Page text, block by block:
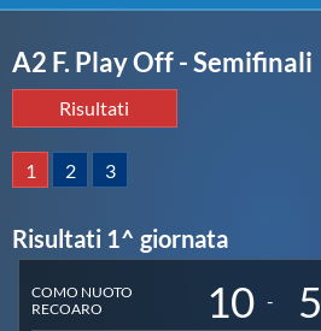
Tuffi
Salvamento
A2 F. Play Off - Semifinali
Risultati
1 2 3
Risultati 1^ giornata
COMO NUOTO
RECOARO
10 - 5